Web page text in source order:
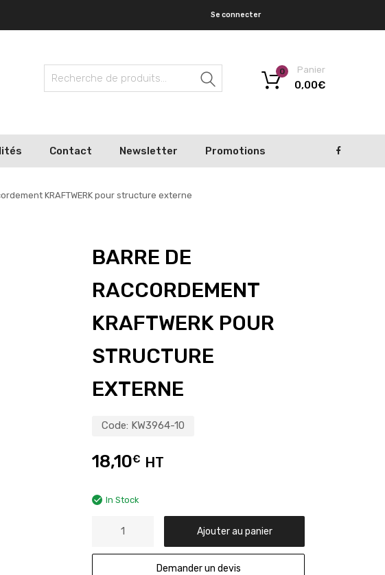
Se connecter
Recherche
Panier
0,00€
0
Contact Newsletter Promotions
KRAFTWERK pour structure externe
BARRE DE
RACCORDEMENT
KRAFTWERK POUR
STRUCTURE
EXTERNE
Code: KW3964-10
18,10€ HT
In Stock
Ajouter au panier
Demander un devis